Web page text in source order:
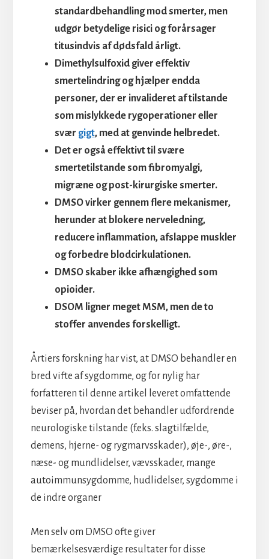
standardbehandling mod smerter, men
udgør betydelige risici og forårsager
titusindvis af dødsfald årligt.
Dimethylsulfoxid giver effektiv
smertelindring og hjælper endda
personer, der er invalideret af tilstande
som mislykkede rygoperationer eller
svær gigt, med at genvinde helbredet.
Det er også effektivt til svære
smertetilstande som fibromyalgi,
migræne og post-kirurgiske smerter.
DMSO virker gennem flere mekanismer,
herunder at blokere nerveledning,
reducere inflammation, afslappe muskler
og forbedre blodcirkulationen.
DMSO skaber ikke afhængighed som
opioider.
DSOM ligner meget MSM, men de to
stoffer anvendes forskelligt.
Årtiers forskning har vist, at DMSO behandler en
bred vifte af sygdomme, og for nylig har
forfatteren til denne artikel leveret omfattende
beviser på, hvordan det behandler udfordrende
neurologiske tilstande (f.eks. slagtilfælde,
demens, hjerne- og rygmarvsskader), øje-, øre-,
næse- og mundlidelser, vævsskader, mange
autoimmunsygdomme, hudlidelser, sygdomme i
de indre organer
Men selv om DMSO ofte giver
bemærkelsesværdige resultater for disse